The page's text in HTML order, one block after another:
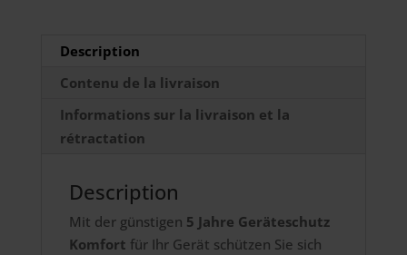
Description
Contenu de la livraison
Informations sur la livraison et la
rétractation
Description
Mit der günstigen 5 Jahre Geräteschutz
Komfort für Ihr Gerät schützen Sie sich